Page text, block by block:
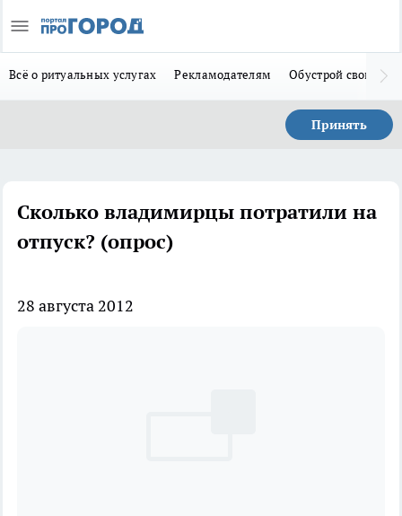
Всё о ритуальных услугах Рекламодателям Обустрой свой дом
Принять
Сколько владимирцы потратили на
отпуск? (опрос)
28 августа 2012